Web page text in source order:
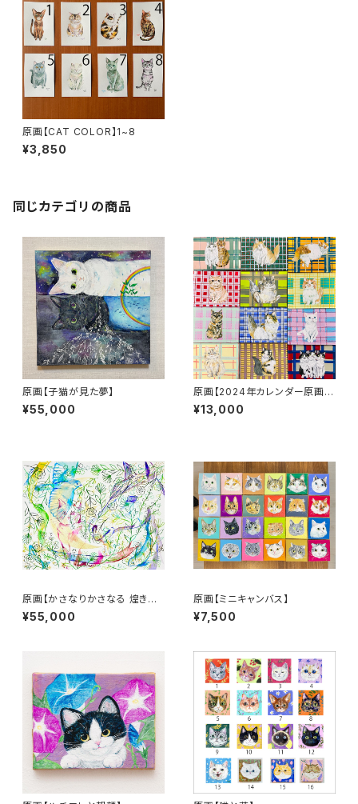
原画【CAT COLOR】1~8
¥3,850
同じカテゴリの商品
原画【子猫が見た夢】
¥55,000
原画【2024年カレンダー原画キ
ャンバス】
¥13,000
原画【かさなりかさなる 煌きと
鼓動】
¥55,000
原画【ミニキャンバス】
¥7,500